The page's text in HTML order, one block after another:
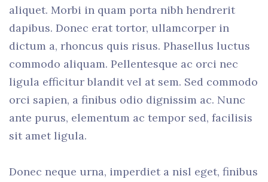
aliquet. Morbi in quam porta nibh hendrerit
dapibus. Donec erat tortor, ullamcorper in
dictum a, rhoncus quis risus. Phasellus luctus
commodo aliquam. Pellentesque ac orci nec
ligula efficitur blandit vel at sem. Sed commodo
orci sapien, a finibus odio dignissim ac. Nunc
ante purus, elementum ac tempor sed, facilisis
sit amet ligula.
Donec neque urna, imperdiet a nisl eget, finibus